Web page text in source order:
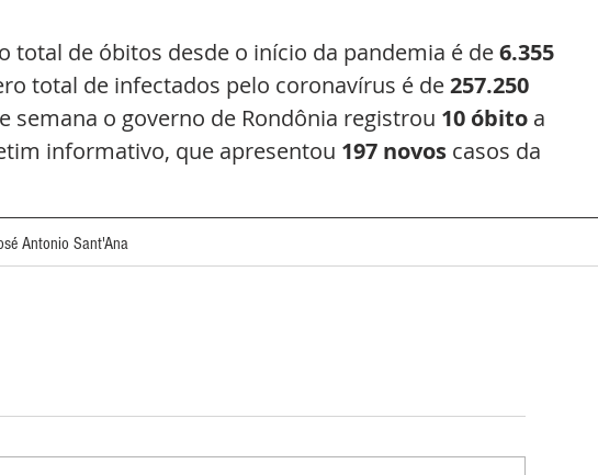
total de óbitos desde o início da pandemia é de 6.355
total de infectados pelo coronavírus é de 257.250
semana o governo de Rondônia registrou 10 óbito a
informativo, que apresentou 197 novos casos da
Antonio Sant'Ana